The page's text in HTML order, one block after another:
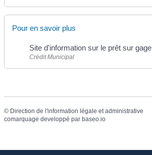
Pour en savoir plus
Site d'information sur le prêt sur gage
Crédit Municipal
© Direction de l'information légale et administrative
comarquage developpé par baseo.io